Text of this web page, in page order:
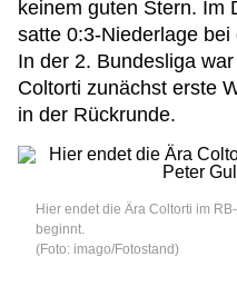
keinem guten Stern. Im
satte 0:3-Niederlage
In der 2. Bundesliga
Coltorti zunächst erste
in der Rückrunde.
Hier endet die Ära Coltorti im
beginnt.
(Foto: imago/Fotostand)